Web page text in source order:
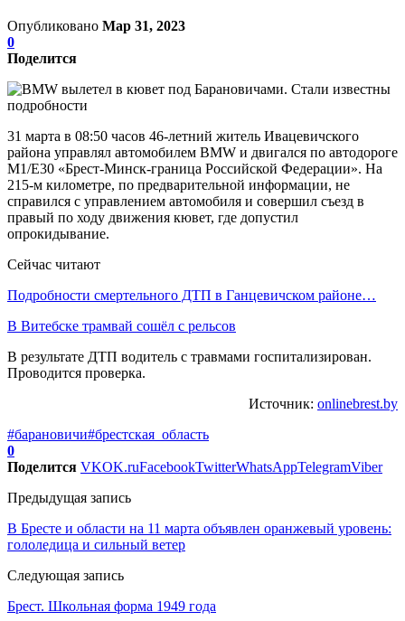
Опубликовано Мар 31, 2023
0
Поделится
31 марта в 08:50 часов 46-летний житель Ивацевичского
района управлял автомобилем BMW и двигался по автодороге
М1/E30 «Брест-Минск-граница Российской Федерации». На
215-м километре, по предварительной информации, не
справился с управлением автомобиля и совершил съезд в
правый по ходу движения кювет, где допустил
опрокидывание.
Сейчас читают
Подробности смертельного ДТП в Ганцевичском районе…
В Витебске трамвай сошёл с рельсов
В результате ДТП водитель с травмами госпитализирован.
Проводится проверка.
Источник: onlinebrest.by
#барановичи#брестская_область
0
Поделится VKOK.ruFacebookTwitterWhatsAppTelegramViber
Предыдущая запись
В Бресте и области на 11 марта объявлен оранжевый уровень:
гололедица и сильный ветер
Следующая запись
Брест. Школьная форма 1949 года